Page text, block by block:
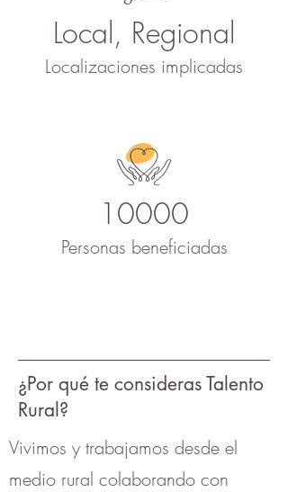
Local, Regional
Localizaciones implicadas
10000
Personas beneficiadas
¿Por qué te consideras Talento
Rural?
Vivimos y trabajamos desde el
medio rural colaborando con